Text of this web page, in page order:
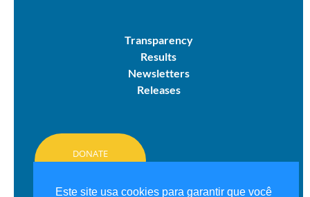
Transparency
Results
Newsletters
Releases
DONATE
Este site usa cookies para garantir que você